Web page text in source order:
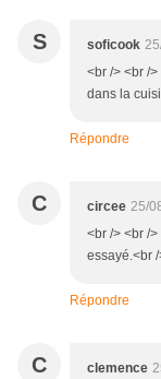
S soficook
<br /> <br /
dans la
Répondre
C circee 25/
<br /> <br /
essayé.<br
Répondre
C clemence